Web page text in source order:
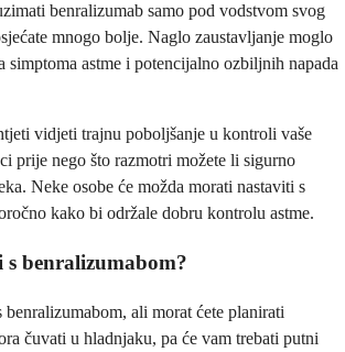
benralizumab samo pod vodstvom svog
mnogo bolje. Naglo zaustavljanje moglo
simptoma astme i potencijalno ozbiljnih napada
vidjeti trajnu poboljšanje u kontroli vaše
prije nego što razmotri možete li sigurno
Neke osobe će možda morati nastaviti s
kako bi održale dobru kontrolu astme.
benralizumabom?
ali morat ćete planirati
čuvati u hladnjaku, pa će vam trebati putni